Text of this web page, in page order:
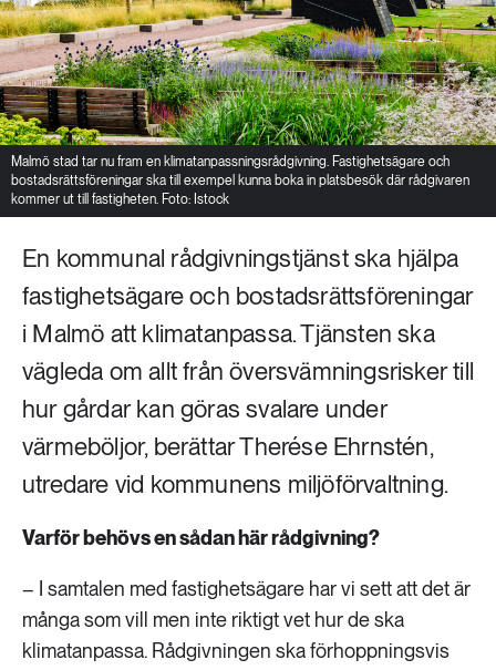
Malmö stad tar nu fram en klimatanpassningsrådgivning. Fastighetsägare och
bostadsrättsföreningar ska till exempel kunna boka in platsbesök där rådgivaren
kommer ut till fastigheten. Foto: Istock
En kommunal rådgivningstjänst ska hjälpa
fastighetsägare och bostadsrättsföreningar
i Malmö att klimatanpassa. Tjänsten ska
vägleda om allt från översvämningsrisker till
hur gårdar kan göras svalare under
värmeböljor, berättar Therése Ehrnstén,
utredare vid kommunens miljöförvaltning.
Varför behövs en sådan här rådgivning?
– I samtalen med fastighetsägare har vi sett att det är
många som vill men inte riktigt vet hur de ska
klimatanpassa. Rådgivningen ska förhoppningsvis